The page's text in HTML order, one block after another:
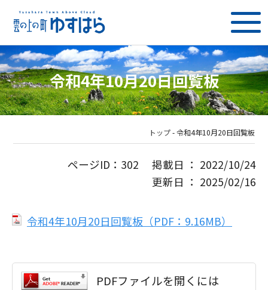
令和4年10月20日回覧板
トップ-令和4年10月20日回覧板
ページID：302 掲載日 ： 2022/10/24
更新日 ： 2025/02/16
令和4年10月20日回覧板（PDF：9.16MB）
PDFファイルを開くには